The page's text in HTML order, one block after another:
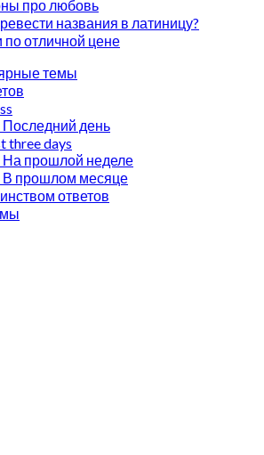
про любовь
названия в латиницу?
по отличной цене
темы
день
three days
прошлой неделе
прошлом месяце
ответов